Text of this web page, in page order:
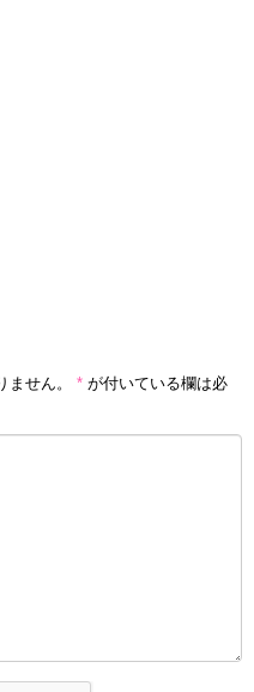
せん。 * が付いている欄は必